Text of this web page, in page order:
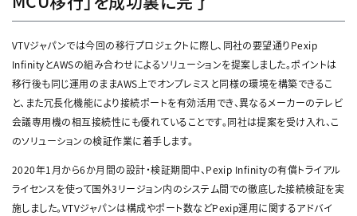
VTVジャパンでは今回の移行プロジェクトに際し、同社の要望通りPexip
InfinityとAWSの組み合わせによるソリューションを提案しました。ポイントは
移行後も同じ運用のままAWS上でオンプレミスと同様の環境を構築できるこ
と、また冗長化機能により接続ポートを有効活用でき、異なるメーカーのテレビ
会議専用機の相互接続性にも優れていることです。同社は提案を受け入れ、こ
のソリューションの検証作業に着手します。
2020年1月から6か月間の設計・検証期間中、Pexip Infinityの有償トライアル
ライセンスを使って国外3リージョン内のシステム間での徹底した接続検証を実
施しました。VTVジャパンは構成やポート数などPexip運用に関するアドバイ